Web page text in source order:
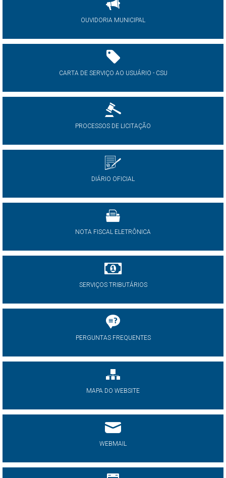
OUVIDORIA MUNICIPAL
CARTA DE SERVIÇO AO USUÁRIO - CSU
PROCESSOS DE LICITAÇÃO
DIÁRIO OFICIAL
NOTA FISCAL ELETRÔNICA
SERVIÇOS TRIBUTÁRIOS
PERGUNTAS FREQUENTES
MAPA DO WEBSITE
WEBMAIL